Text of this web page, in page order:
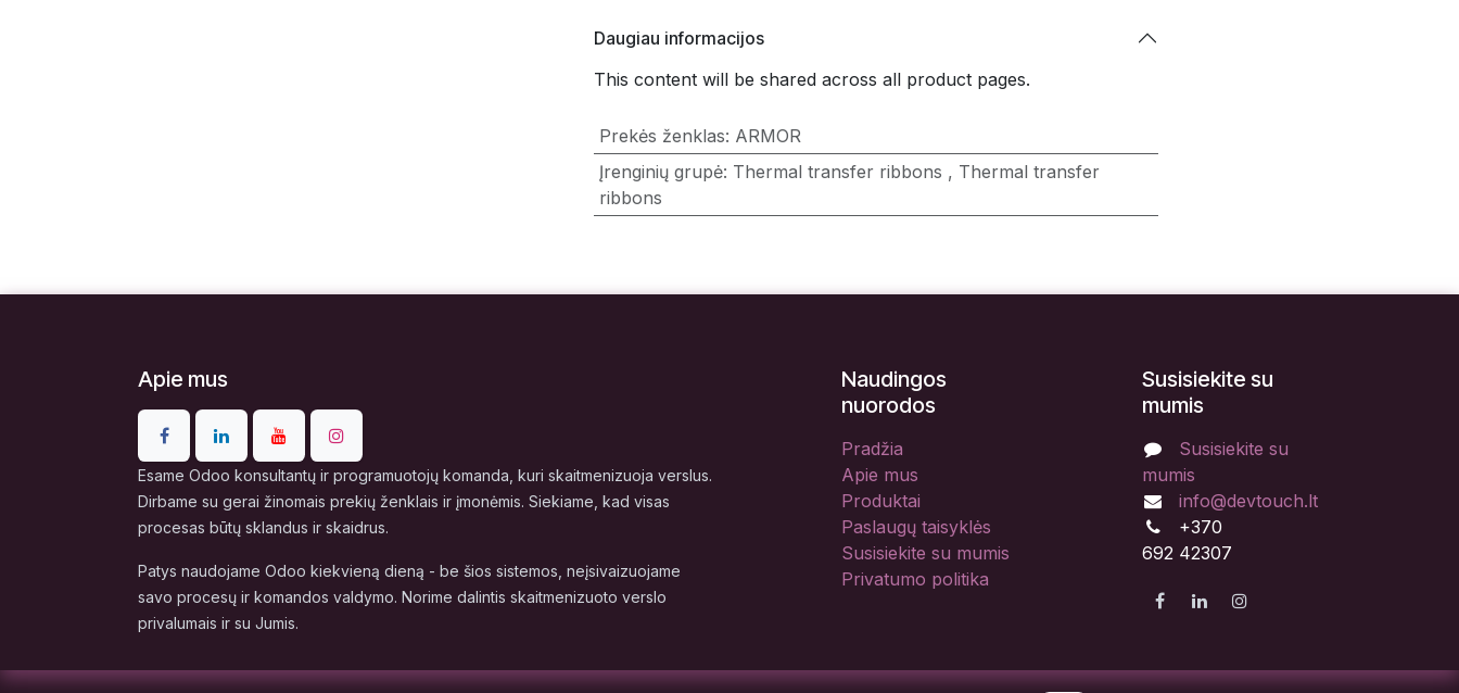
Daugiau informacijos
This content will be shared across all product pages.
Prekės ženklas: ARMOR
Įrenginių grupė: Thermal transfer ribbons , Thermal transfer
ribbons
Apie mus
Esame Odoo konsultantų ir programuotojų komanda, kuri skaitmenizuoja verslus.
Dirbame su gerai žinomais prekių ženklais ir įmonėmis. Siekiame, kad visas
procesas būtų sklandus ir skaidrus.
Patys naudojame Odoo kiekvieną dieną - be šios sistemos, neįsivaizuojame
savo procesų ir komandos valdymo. Norime dalintis skaitmenizuoto verslo
privalumais ir su Jumis.
Naudingos
nuorodos
Pradžia
Apie mus
Produktai
Paslaugų taisyklės
Susisiekite su mumis
Privatumo politika
Susisiekite su
mumis
Susisiekite su
mumis
info@devtouch.lt
+370
692 42307